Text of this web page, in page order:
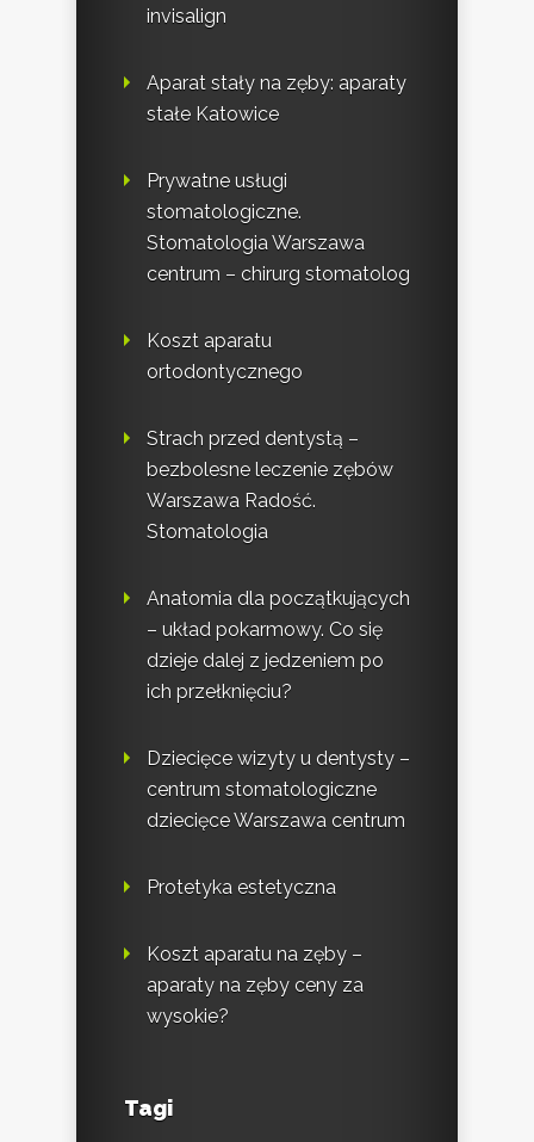
invisalign
Aparat stały na zęby: aparaty
stałe Katowice
Prywatne usługi
stomatologiczne.
Stomatologia Warszawa
centrum – chirurg stomatolog
Koszt aparatu
ortodontycznego
Strach przed dentystą –
bezbolesne leczenie zębów
Warszawa Radość.
Stomatologia
Anatomia dla początkujących
– układ pokarmowy. Co się
dzieje dalej z jedzeniem po
ich przełknięciu?
Dziecięce wizyty u dentysty –
centrum stomatologiczne
dziecięce Warszawa centrum
Protetyka estetyczna
Koszt aparatu na zęby –
aparaty na zęby ceny za
wysokie?
Tagi